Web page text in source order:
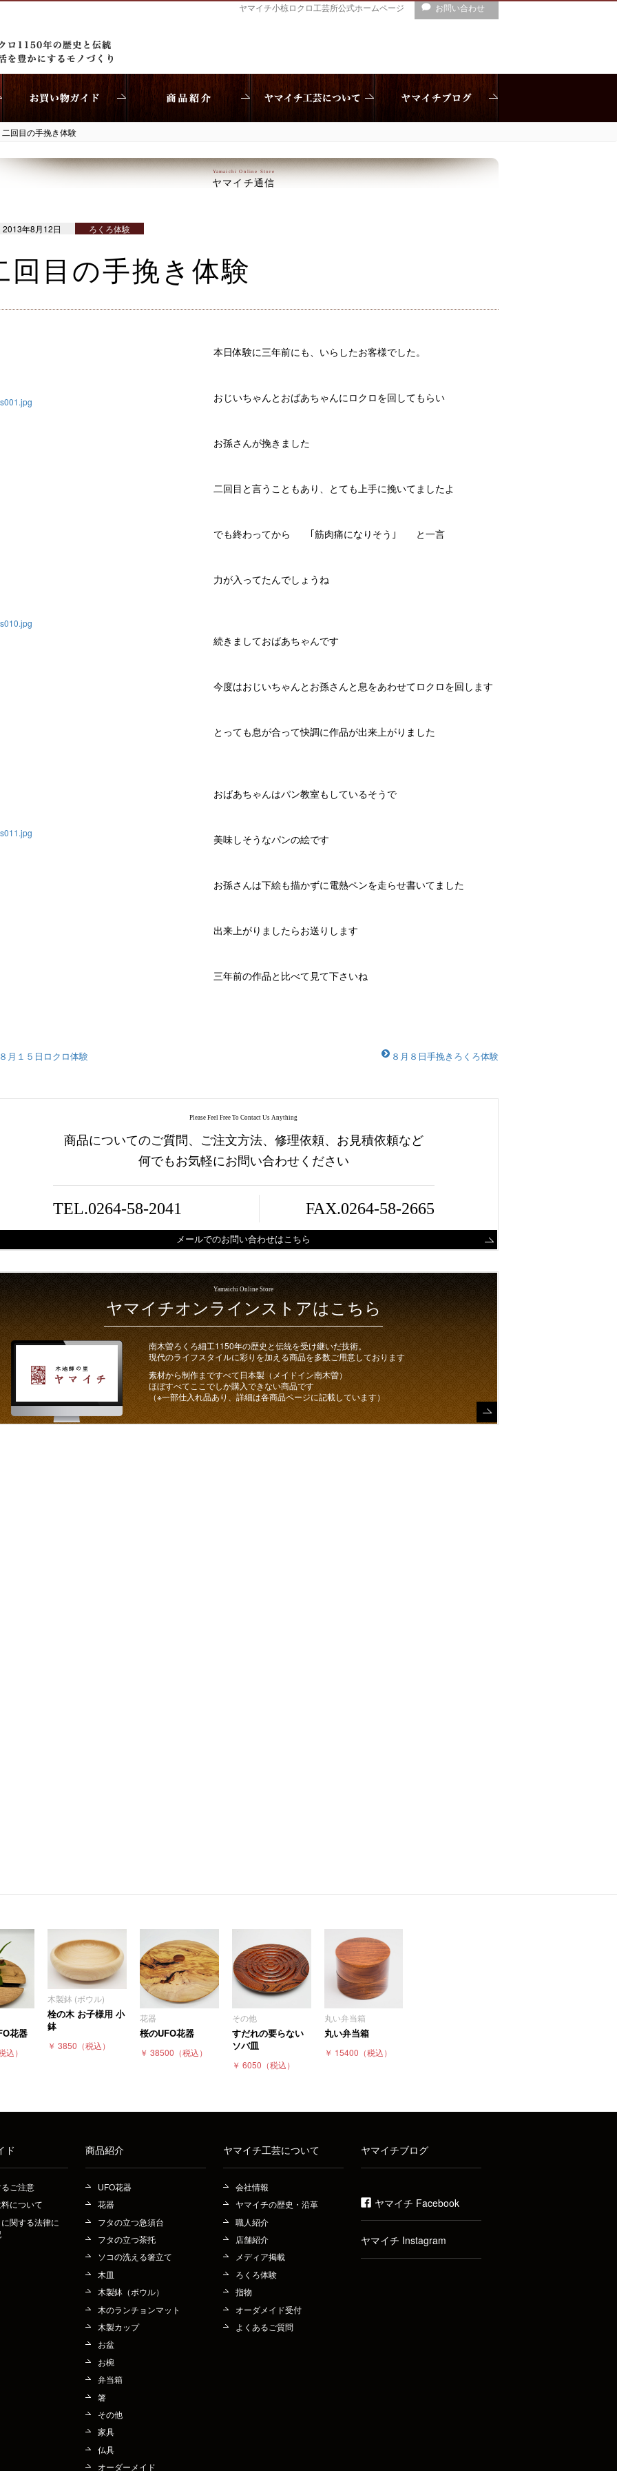
ヤマイチ小椋ロクロ工芸所公式ホームページ お問い合わせ
二回目の手挽き体験
Yamaichi Online Store
ヤマイチ通信
2013年8月12日 ろくろ体験
回目の手挽き体験
本日体験に三年前にも、いらしたお客様でした。
おじいちゃんとおばあちゃんにロクロを回してもらい
お孫さんが挽きました
二回目と言うこともあり、とても上手に挽いてましたよ
でも終わってから ｢筋肉痛になりそう｣ と一言
力が入ってたんでしょうね
続きましておばあちゃんです
今度はおじいちゃんとお孫さんと息をあわせてロクロを回します
とっても息が合って快調に作品が出来上がりました
おばあちゃんはパン教室もしているそうで
美味しそうなパンの絵です
お孫さんは下絵も描かずに電熱ペンを走らせ書いてました
出来上がりましたらお送りします
三年前の作品と比べて見て下さいね
月１５日ロクロ体験 ８月８日手挽きろくろ体験
Please Feel Free To Contact Us Anything
商品についてのご質問、ご注文方法、修理依頼、お見積依頼など
何でもお気軽にお問い合わせください
TEL.0264-58-2041 FAX.0264-58-2665
メールでのお問い合わせはこちら
Yamaichi Online Store
ヤマイチオンラインストアはこちら
南木曽ろくろ細工1150年の歴史と伝統を受け継いだ技術。
現代のライフスタイルに彩りを加える商品を多数ご用意しております
素材から制作まですべて日本製（メイドイン南木曽）
ほぼすべてここでしか購入できない商品です
（※一部仕入れ品あり、詳細は各商品ページに記載しています）
花器
込）
木製鉢 (ボウル)
栓の木 お子様用 小
鉢
￥ 3850 （税込）
花器
桜のUFO花器
￥ 38500 （税込）
その他
すだれの要らない
ソバ皿
￥ 6050 （税込）
丸い弁当箱
丸い弁当箱
￥ 15400 （税込）
ド
ご注意
について
関する法律に
商品紹介
UFO花器
花器
フタの立つ急須台
フタの立つ茶托
ソコの洗える箸立て
木皿
木製鉢（ボウル）
木のランチョンマット
木製カップ
お盆
お椀
弁当箱
箸
その他
家具
仏具
オーダーメイド
ヤマイチ工芸について
会社情報
ヤマイチの歴史・沿革
職人紹介
店舗紹介
メディア掲載
ろくろ体験
指物
オーダメイド受付
よくあるご質問
ヤマイチブログ
ヤマイチ Facebook
ヤマイチ Instagram